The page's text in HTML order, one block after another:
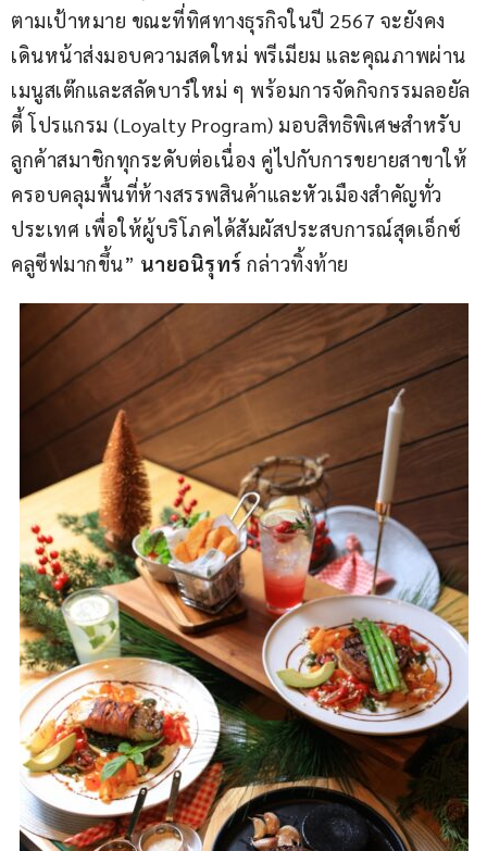
ตามเป้าหมาย ขณะที่ทิศทางธุรกิจในปี 2567 จะยังคง
เดินหน้าส่งมอบความสดใหม่ พรีเมียม และคุณภาพผ่าน
เมนูสเต๊กและสลัดบาร์ใหม่ ๆ พร้อมการจัดกิจกรรมลอยัล
ตี้ โปรแกรม (Loyalty Program) มอบสิทธิพิเศษสำหรับ
ลูกค้าสมาชิกทุกระดับต่อเนื่อง คู่ไปกับการขยายสาขาให้
ครอบคลุมพื้นที่ห้างสรรพสินค้าและหัวเมืองสำคัญทั่ว
ประเทศ เพื่อให้ผู้บริโภคได้สัมผัสประสบการณ์สุดเอ็กซ์
คลูซีฟมากขึ้น” นายอนิรุทร์ กล่าวทิ้งท้าย